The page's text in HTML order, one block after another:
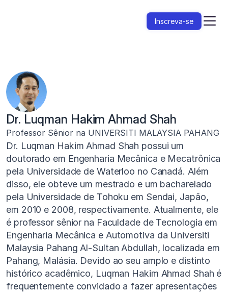
Inscreva-se
Dr. Luqman Hakim Ahmad Shah
Professor Sênior na UNIVERSITI MALAYSIA PAHANG
Dr. Luqman Hakim Ahmad Shah possui um
doutorado em Engenharia Mecânica e Mecatrônica
pela Universidade de Waterloo no Canadá. Além
disso, ele obteve um mestrado e um bacharelado
pela Universidade de Tohoku em Sendai, Japão,
em 2010 e 2008, respectivamente. Atualmente, ele
é professor sênior na Faculdade de Tecnologia em
Engenharia Mecânica e Automotiva da Universiti
Malaysia Pahang Al-Sultan Abdullah, localizada em
Pahang, Malásia. Devido ao seu amplo e distinto
histórico acadêmico, Luqman Hakim Ahmad Shah é
frequentemente convidado a fazer apresentações